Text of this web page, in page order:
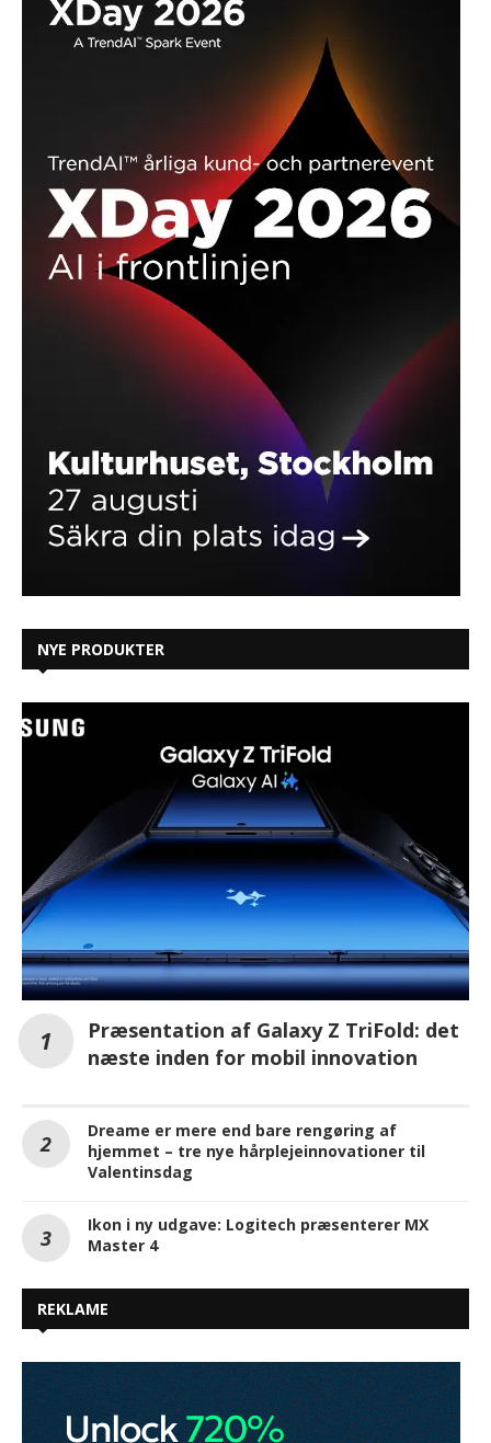
NYE PRODUKTER
Præsentation af Galaxy Z TriFold: det
næste inden for mobil innovation
Dreame er mere end bare rengøring af
hjemmet – tre nye hårplejeinnovationer til
Valentinsdag
Ikon i ny udgave: Logitech præsenterer MX
Master 4
REKLAME